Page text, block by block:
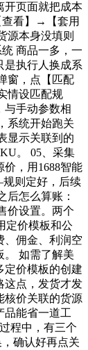
开页面就把成本
查看】→【套用
源本身没填则
商品一多，一
是执行人换成系
窗，点【匹配
情设匹配规
与手动参数相
系统开始跑关
显示关联到的
。 05、采集
价，用1688智能
则定好，后续
后怎么算账：
价设置。两个
定价模板和公
、佣金、利润空
。 如需了解美
定价模板的创建
这点，发货才发
核价关联的货源
品能省一道工
程中，有三个
确认好再点关